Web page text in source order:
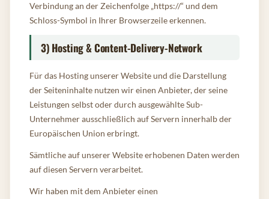
Verbindung an der Zeichenfolge „https://“ und dem
Schloss-Symbol in Ihrer Browserzeile erkennen.
3) Hosting & Content-Delivery-Network
Für das Hosting unserer Website und die Darstellung
der Seiteninhalte nutzen wir einen Anbieter, der seine
Leistungen selbst oder durch ausgewählte Sub-
Unternehmer ausschließlich auf Servern innerhalb der
Europäischen Union erbringt.
Sämtliche auf unserer Website erhobenen Daten werden
auf diesen Servern verarbeitet.
Wir haben mit dem Anbieter einen